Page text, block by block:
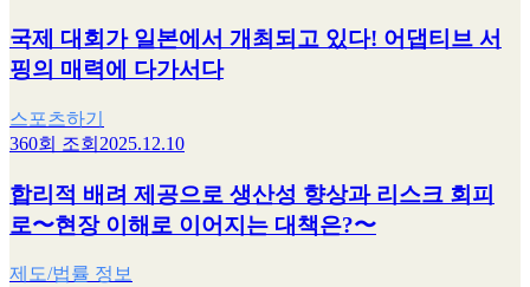
국제 대회가 일본에서 개최되고 있다! 어댑티브 서
핑의 매력에 다가서다
스포츠하기
360회 조회 2025.12.10
합리적 배려 제공으로 생산성 향상과 리스크 회피
로〜현장 이해로 이어지는 대책은?〜
제도/법률 정보